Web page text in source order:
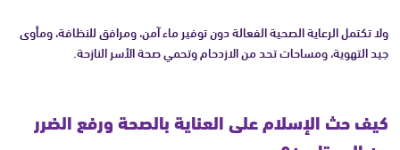
ولا تكتمل الرعاية الصحية الفعالة دون توفير ماء آمن، ومرافق للنظافة، ومأوى
جيد التهوية، ومساحات تحد من الازدحام وتحمي صحة الأسر النازحة.
كيف حث الإسلام على العناية بالصحة ورفع الضرر